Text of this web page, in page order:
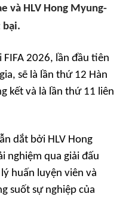
và HLV Hong Myung-
bại.
FIFA 2026, lần đầu tiên
sẽ là lần thứ 12 Hàn
kết và là lần thứ 11 liên
dắt bởi HLV Hong
nghiệm qua giải đấu
huấn luyện viên và
suốt sự nghiệp của